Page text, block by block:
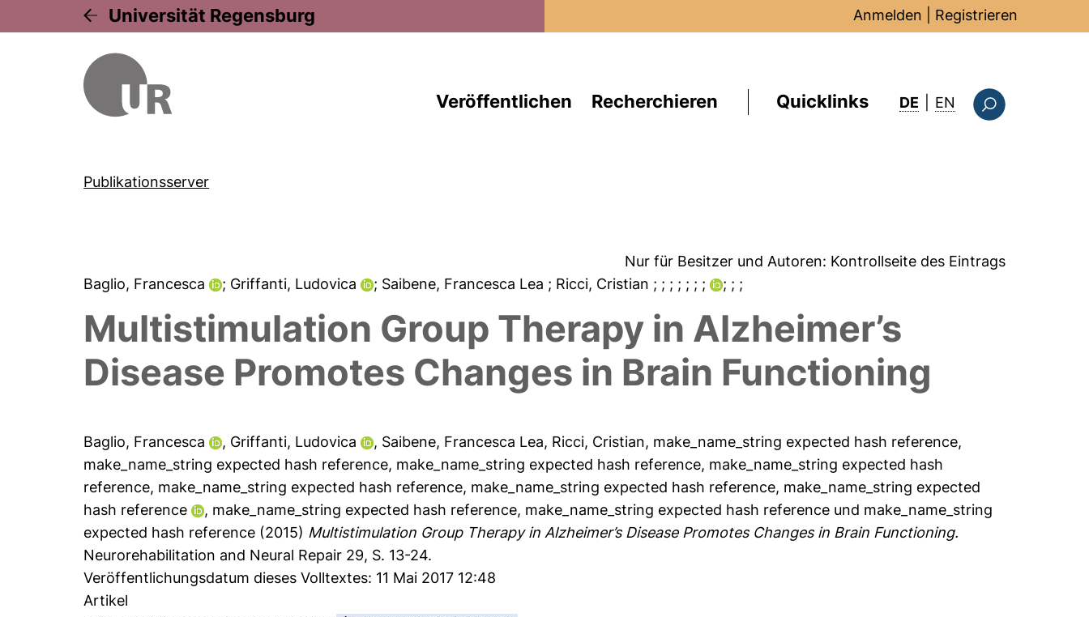
Universität Regensburg Anmelden Registrieren
Veröffentlichen Recherchieren Quicklinks DE EN : this page in
Publikationsserver
Nur für Besitzer und Autoren: Kontrollseite des Eintrags
Baglio, Francesca
; Griffanti, Ludovica ; Saibene, Francesca Lea ; Ricci, Cristian ; ; ; ; ; ; ; ; ; ;
Multistimulation Group Therapy in Alzheimer’s
Disease Promotes Changes in Brain Functioning
Baglio, Francesca , Griffanti, Ludovica , Saibene, Francesca Lea, Ricci, Cristian, make_name_string expected hash reference,
make_name_string expected hash reference, make_name_string expected hash reference, make_name_string expected hash
reference, make_name_string expected hash reference, make_name_string expected hash reference, make_name_string expected
hash reference
, make_name_string expected hash reference, make_name_string expected hash reference und make_name_string
expected hash reference (2015) Multistimulation Group Therapy in Alzheimer’s Disease Promotes Changes in Brain Functioning.
Neurorehabilitation and Neural Repair 29, S. 13-24.
Veröffentlichungsdatum dieses Volltextes: 11 Mai 2017 12:48
Artikel